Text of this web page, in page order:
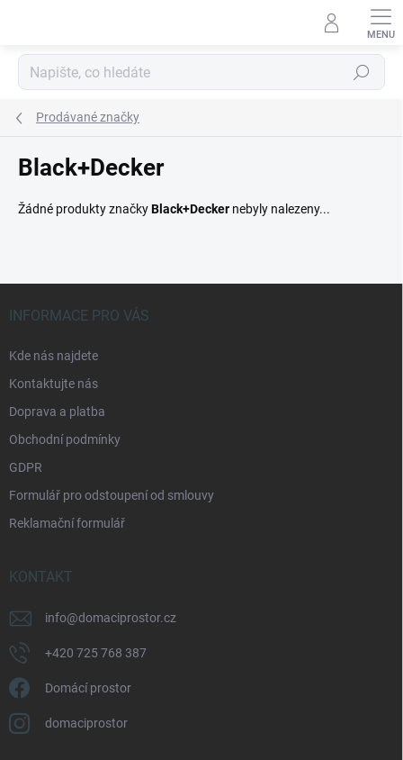
Hledat
Prodávané značky
Black+Decker
Žádné produkty značkyBlack+Decker nebyly nalezeny...
INFORMACE PRO VÁS
Kde nás najdete
Kontaktujte nás
Doprava a platba
Obchodní podmínky
GDPR
Formulář pro odstoupení od smlouvy
Reklamační formulář
KONTAKT
info@domaciprostor.cz
+420 725 768 387
Domácí prostor
domaciprostor